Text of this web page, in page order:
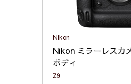
Nikon
Nikon ミラーレスカ
ボディ
Z9